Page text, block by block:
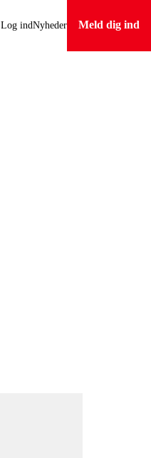
Log indNyheder Meld dig ind